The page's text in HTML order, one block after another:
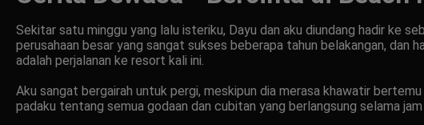
Sekitar satu minggu yang lalu isteriku, Dayu dan aku diundang hadir ke
perusahaan besar yang sangat sukses beberapa tahun belakangan, dan
adalah perjalanan ke resort kali ini.
Aku sangat bergairah untuk pergi, meskipun dia merasa khawatir
padaku tentang semua godaan dan cubitan yang berlangsung selama jam